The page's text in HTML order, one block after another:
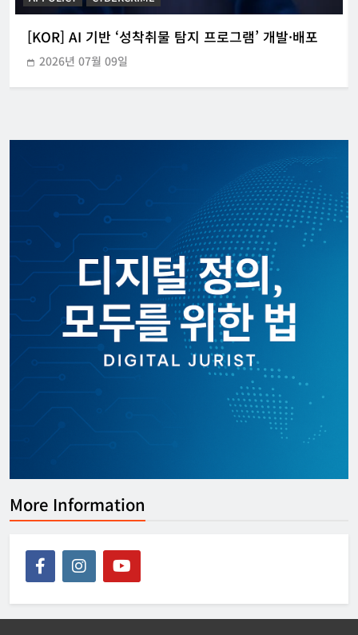
[KOR] 3대 참사 허위정보 퍼뜨린 피의자 구속
2026년 05월 31일
More Information